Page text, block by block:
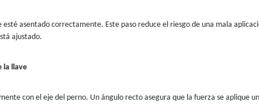
asentado correctamente. Este paso reduce el riesgo de una mala
ajustado.
la llave
con el eje del perno. Un ángulo recto asegura que la fuerza se aplique